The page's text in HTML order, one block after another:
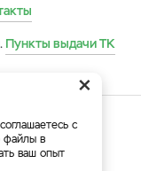
Пункты выдачи ТК
×
с
файлы в
ваш опыт